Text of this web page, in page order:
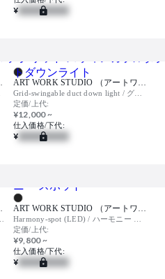
¥
タジオ） ART WORK STUDIO （アートワークスタジオ）
定価/上代:
¥12,000 ~
仕入価格/下代:
¥
定価/上代:
¥9,800 ~
仕入価格/下代:
¥